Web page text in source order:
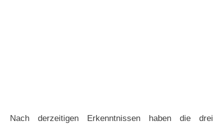
Nach derzeitigen Erkenntnissen haben die drei